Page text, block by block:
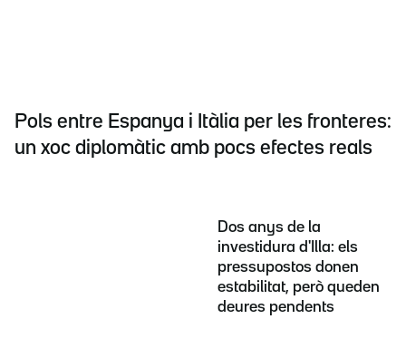
Pols entre Espanya i Itàlia per les fronteres:
un xoc diplomàtic amb pocs efectes reals
Dos anys de la
investidura d'Illa: els
pressupostos donen
estabilitat, però queden
deures pendents